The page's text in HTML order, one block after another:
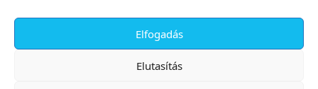
Elfogadás
Elutasítás
✕